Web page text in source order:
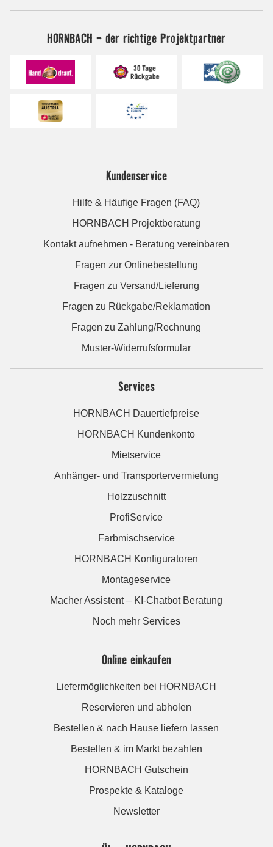
HORNBACH - der richtige Projektpartner
Kundenservice
Hilfe & Häufige Fragen (FAQ)
HORNBACH Projektberatung
Kontakt aufnehmen - Beratung vereinbaren
Fragen zur Onlinebestellung
Fragen zu Versand/Lieferung
Fragen zu Rückgabe/Reklamation
Fragen zu Zahlung/Rechnung
Muster-Widerrufsformular
Services
HORNBACH Dauertiefpreise
HORNBACH Kundenkonto
Mietservice
Anhänger- und Transportervermietung
Holzzuschnitt
ProfiService
Farbmischservice
HORNBACH Konfiguratoren
Montageservice
Macher Assistent – KI-Chatbot Beratung
Noch mehr Services
Online einkaufen
Liefermöglichkeiten bei HORNBACH
Reservieren und abholen
Bestellen & nach Hause liefern lassen
Bestellen & im Markt bezahlen
HORNBACH Gutschein
Prospekte & Kataloge
Newsletter